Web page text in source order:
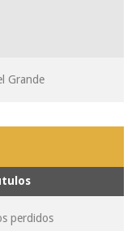
Grande
perdidos